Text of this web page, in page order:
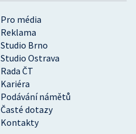
Pro média
Reklama
Studio Brno
Studio Ostrava
Rada ČT
Kariéra
Podávání námětů
Časté dotazy
Kontakty